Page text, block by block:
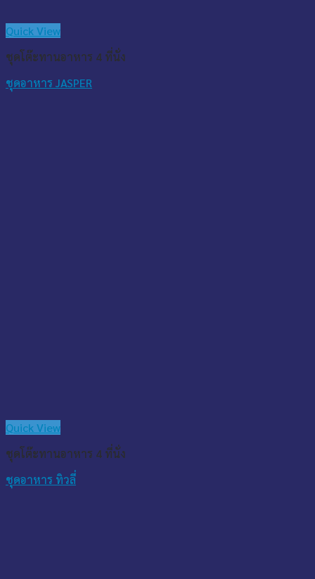
Quick View
ชุดโต๊ะทานอาหาร 4 ที่นั่ง
ชุดอาหาร JASPER
Quick View
ชุดโต๊ะทานอาหาร 4 ที่นั่ง
ชุดอาหาร ทิวลี่